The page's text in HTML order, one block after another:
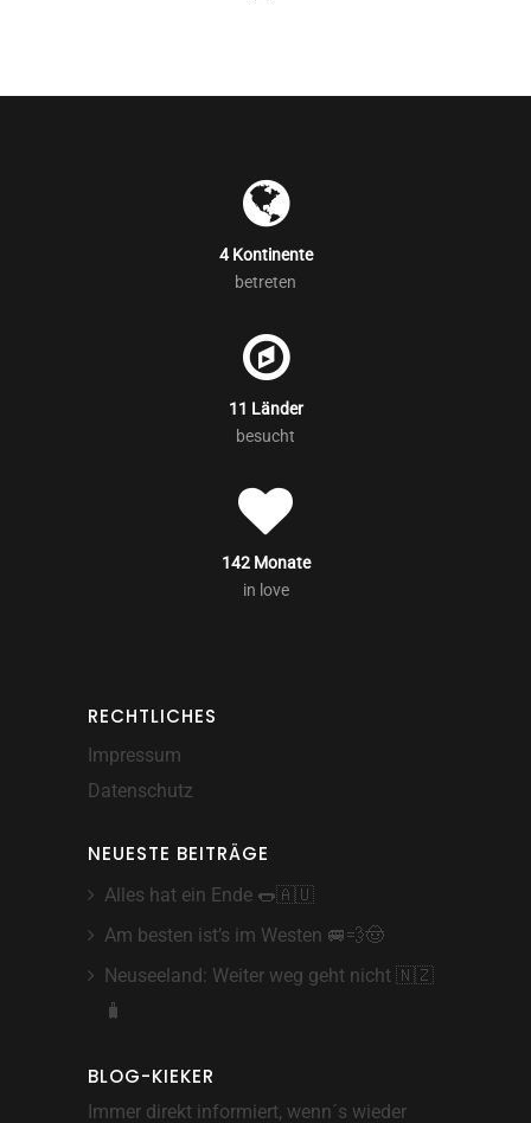
4 Kontinente
betreten
11 Länder
besucht
142 Monate
in love
RECHTLICHES
Impressum
Datenschutz
NEUESTE BEITRÄGE
Alles hat ein Ende 🌭🇦🇺
Am besten ist’s im Westen 🚐💨🤠
Neuseeland: Weiter weg geht nicht 🇳🇿
🧳
BLOG-KIEKER
Immer direkt informiert, wenn´s wieder